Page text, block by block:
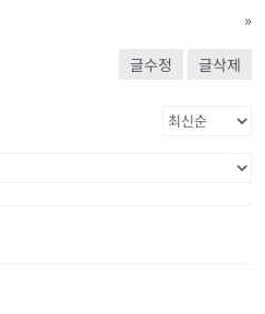
»
글수정 글삭제